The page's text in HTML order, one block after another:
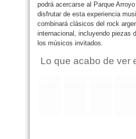
podrá acercarse al Parque
disfrutar de esta experiencia
combinará clásicos del rock
internacional, incluyendo piezas
los músicos invitados.
Lo que acabo de ver